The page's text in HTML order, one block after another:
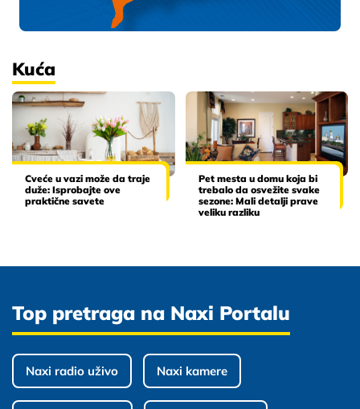
Kuća
Cveće u vazi može da traje
duže: Isprobajte ove
praktične savete
Pet mesta u domu koja bi
trebalo da osvežite svake
sezone: Mali detalji prave
veliku razliku
Top pretraga na Naxi Portalu
Naxi radio uživo Naxi kamere